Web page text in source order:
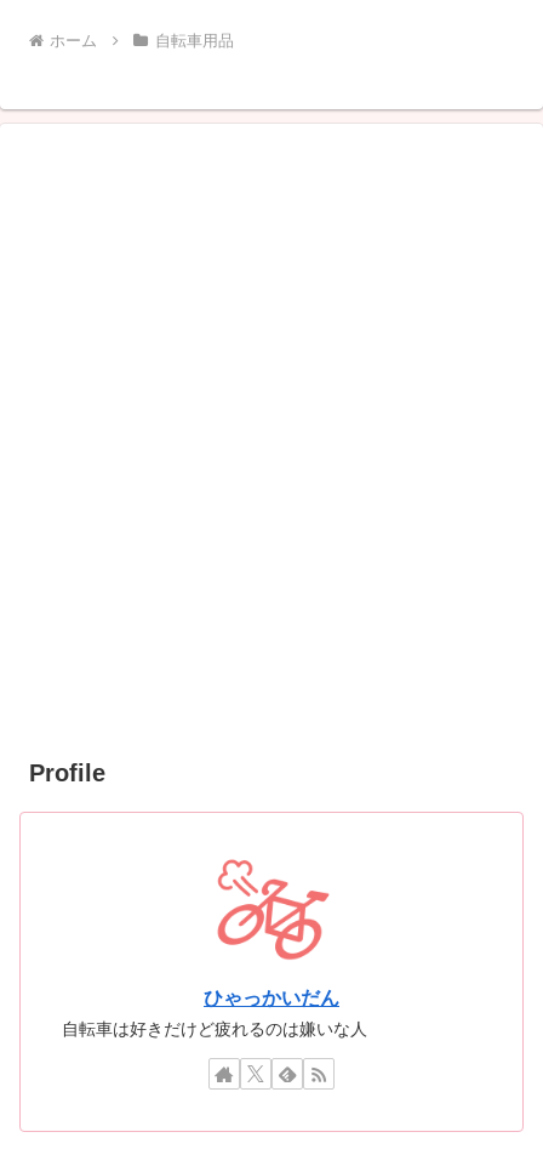
ホーム 自転車用品
Profile
ひゃっかいだん
自転車は好きだけど疲れるのは嫌いな人